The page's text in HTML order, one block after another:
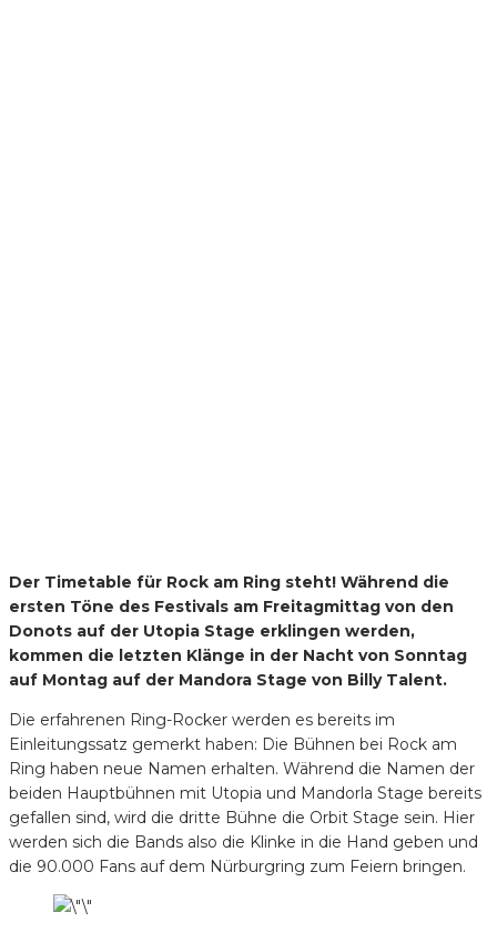
Der Timetable für Rock am Ring steht! Während die
ersten Töne des Festivals am Freitagmittag von den
Donots auf der Utopia Stage erklingen werden,
kommen die letzten Klänge in der Nacht von Sonntag
auf Montag auf der Mandora Stage von Billy Talent.
Die erfahrenen Ring-Rocker werden es bereits im
Einleitungssatz gemerkt haben: Die Bühnen bei Rock am
Ring haben neue Namen erhalten. Während die Namen der
beiden Hauptbühnen mit Utopia und Mandorla Stage bereits
gefallen sind, wird die dritte Bühne die Orbit Stage sein. Hier
werden sich die Bands also die Klinke in die Hand geben und
die 90.000 Fans auf dem Nürburgring zum Feiern bringen.